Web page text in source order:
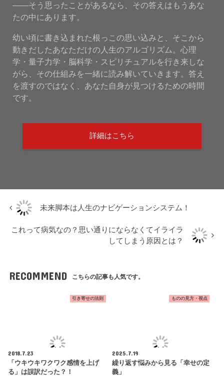
——そう思ったことがあるなら、その答えはもうあな
たの中にあります。
幼い頃に書き込まれた根っこの思い込みと、そこから
動きだしたあなただけの人生のアルゴリズム。心理
学・量子力学・脳科学・スピリチュアルを行き来しな
がら、その仕組みを一緒に読み解いていきます。答え
を渡すのではなく、あなた自身が見つけるための時間
です。
詳細はこちら
未来脚本は人生のナビゲーションシステム！
これって病気なの？思い通りにならなくてイライラ
してしまう原因とは？
RECOMMEND こちらの記事も人気です。
引き寄せの法則
2018.7.23
「ウキウキワクワク感情を上げ
る」は誤訳だった？！
ものの見方・視点
2025.7.19
繰り返す悩みから見る「幸せの定
義」